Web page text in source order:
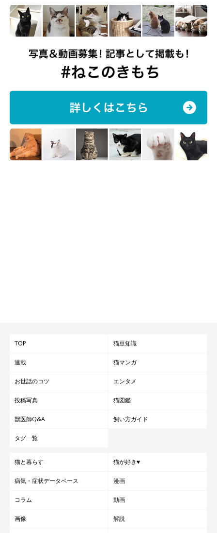
TOP 猫豆知識
連載 猫マンガ
お世話のコツ エンタメ
投稿写真 猫図鑑
獣医師Q&A 飼い方ガイド
タグ一覧
猫と暮らす 猫が好き♥
病気・症状データベース 漫画
コラム 動画
画像 解説